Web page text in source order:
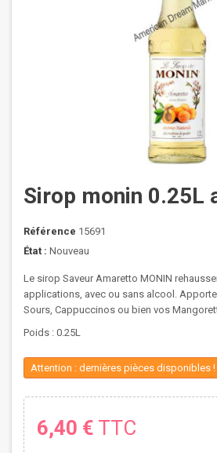
Sirop monin 0.25L
Référence 15691
État : Nouveau
Le sirop Saveur Amaretto MONIN
applications, avec ou sans alcool.
Sours, Cappuccinos ou bien vos
Poids : 0.25L
Attention : dernières pièces disponibles !
6,40 € TTC